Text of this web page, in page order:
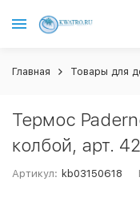
Главная Товары для
Термос
колбой, арт.
Артикул: kb03150618